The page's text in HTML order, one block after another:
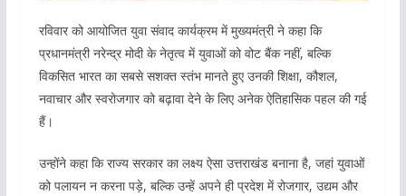
रविवार को आयोजित युवा संवाद कार्यक्रम में मुख्यमंत्री ने कहा कि
प्रधानमंत्री नरेन्द्र मोदी के नेतृत्व में युवाओं को वोट बैंक नहीं, बल्कि
विकसित भारत का सबसे सशक्त स्तंभ मानते हुए उनकी शिक्षा, कौशल,
नवाचार और स्वरोजगार को बढ़ावा देने के लिए अनेक ऐतिहासिक पहल की गई
हैं।
उन्होंने कहा कि राज्य सरकार का लक्ष्य ऐसा उत्तराखंड बनाना है, जहां युवाओं
को पलायन न करना पड़े, बल्कि उन्हें अपने ही प्रदेश में रोजगार, उद्यम और